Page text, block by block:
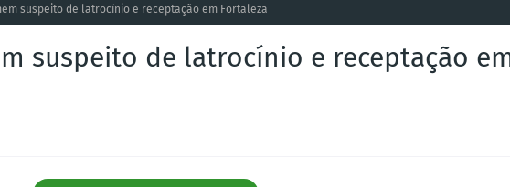
suspeito de latrocínio e receptação em Fortaleza
suspeito de latrocínio e receptação